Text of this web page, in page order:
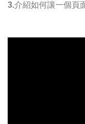
3.介紹如何讓一個頁